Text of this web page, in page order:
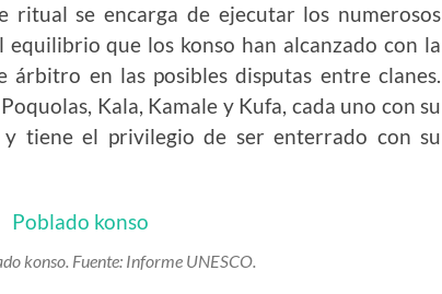
ritual se encarga de ejecutar los numerosos
que los konso han alcanzado con la
árbitro en las posibles disputas entre clanes.
Kala, Kamale y Kufa, cada uno con su
y tiene el privilegio de ser enterrado con su
konso. Fuente: Informe UNESCO.